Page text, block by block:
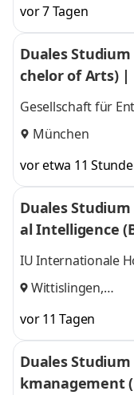
vor 7 Tagen
Duales
chelor of Arts) |
Gesellschaft für
vonMünchen
vor etwa 11
Duales
al Intelligence
IU Internationale
Wittislingen,
vor 11 Tagen
Duales Studium
kmanagement